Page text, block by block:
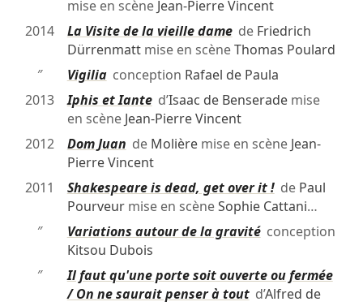
mise en scène Jean-Pierre Vincent
2014
La Visite de la vieille damede Friedrich
Dürrenmattmise en scèneThomas Poulard
″
Vigiliaconception Rafael de Paula
2013
Iphis et Ianted’Isaac de Benserademise
en scène Jean-Pierre Vincent
2012
Dom Juan de Molièremise en scène Jean-
Pierre Vincent
2011
Shakespeare is dead, get over it !de Paul
Pourveurmise en scèneSophie Cattani…
″
Variations autour de la gravitéconception
Kitsou Dubois
″
Il faut qu'une porte soit ouverte ou fermée
/ On ne saurait penser à toutd’Alfred de